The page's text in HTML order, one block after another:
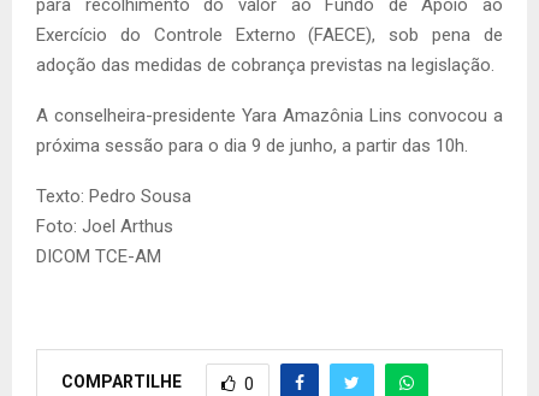
para recolhimento do valor ao Fundo de Apoio ao
Exercício do Controle Externo (FAECE), sob pena de
adoção das medidas de cobrança previstas na legislação.
A conselheira-presidente Yara Amazônia Lins convocou a
próxima sessão para o dia 9 de junho, a partir das 10h.
Texto: Pedro Sousa
Foto: Joel Arthus
DICOM TCE-AM
COMPARTILHE 0